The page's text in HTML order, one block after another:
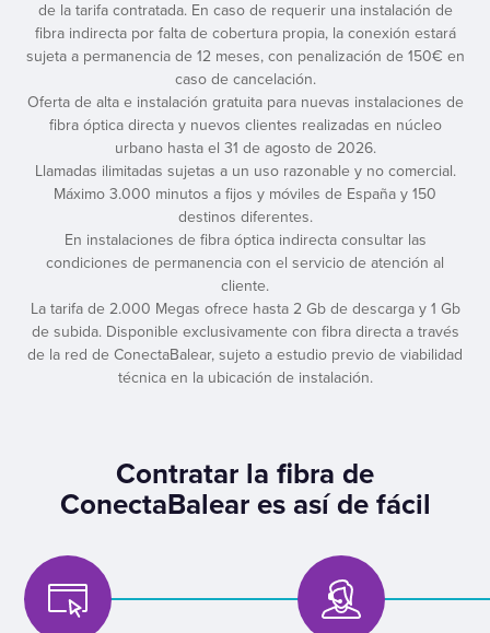
de la tarifa contratada. En caso de requerir una instalación de
fibra indirecta por falta de cobertura propia, la conexión estará
sujeta a permanencia de 12 meses, con penalización de 150€ en
caso de cancelación.
Oferta de alta e instalación gratuita para nuevas instalaciones de
fibra óptica directa y nuevos clientes realizadas en núcleo
urbano hasta el 31 de agosto de 2026.
Llamadas ilimitadas sujetas a un uso razonable y no comercial.
Máximo 3.000 minutos a fijos y móviles de España y 150
destinos diferentes.
En instalaciones de fibra óptica indirecta consultar las
condiciones de permanencia con el servicio de atención al
cliente.
La tarifa de 2.000 Megas ofrece hasta 2 Gb de descarga y 1 Gb
de subida. Disponible exclusivamente con fibra directa a través
de la red de ConectaBalear, sujeto a estudio previo de viabilidad
técnica en la ubicación de instalación.
Contratar la fibra de
ConectaBalear es así de fácil